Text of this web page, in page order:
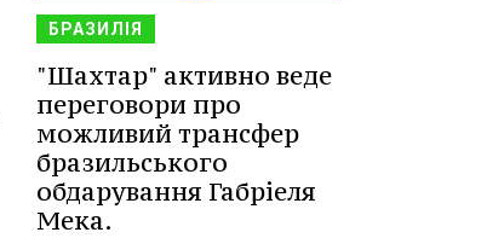
БРАЗИЛІЯ
"Шахтар" активно веде
переговори про
можливий трансфер
бразильського
обдарування Габріеля
Мека.